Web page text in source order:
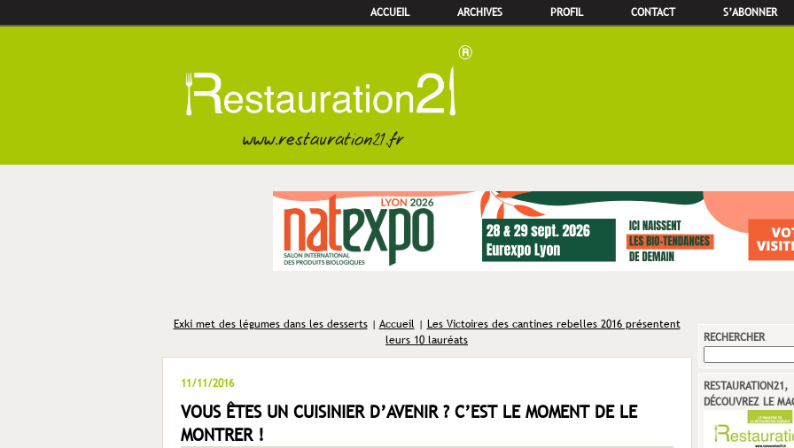
ACCUEIL ARCHIVES PROFIL CONTACT S’ABONNER
Exki met des légumes dans les desserts| Accueil | Les Victoires des cantines rebelles 2016 présentent
leurs 10 lauréats
11/11/2016
VOUS ÊTES UN CUISINIER D’AVENIR ? C’EST LE MOMENT DE LE
MONTRER !
RECHERCHER
RESTAURATION21,
DÉCOUVREZ LE